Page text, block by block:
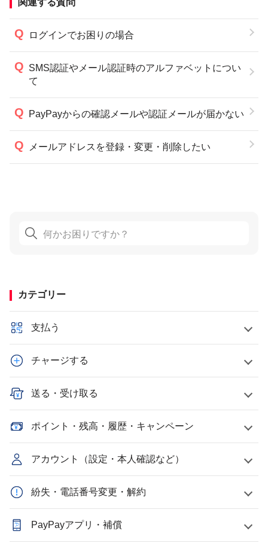
関連する質問
ログインでお困りの場合
SMS認証やメール認証時のアルファベットについ
て
PayPayからの確認メールや認証メールが届かない
メールアドレスを登録・変更・削除したい
カテゴリー
支払う
チャージする
送る・受け取る
ポイント・残高・履歴・キャンペーン
アカウント（設定・本人確認など）
紛失・電話番号変更・解約
PayPayアプリ・補償